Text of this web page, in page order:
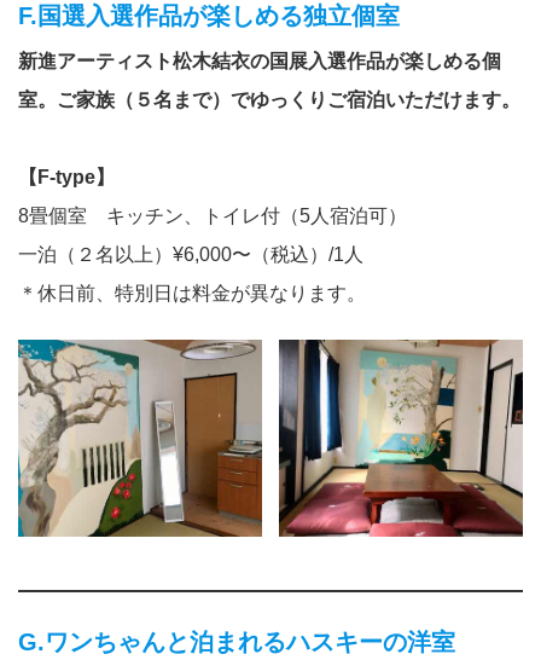
F.国選入選作品が楽しめる独立個室
新進アーティスト松木結衣の国展入選作品が楽しめる個
室。ご家族（５名まで）でゆっくりご宿泊いただけます。
【F-type】
8畳個室 キッチン、トイレ付（5人宿泊可）
一泊（２名以上）¥6,000〜（税込）/1人
＊休日前、特別日は料金が異なります。
G.ワンちゃんと泊まれるハスキーの洋室